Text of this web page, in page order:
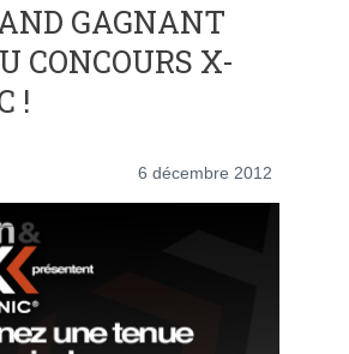
GAGNANT
CONCOURS X-
!
6 décembre 2012